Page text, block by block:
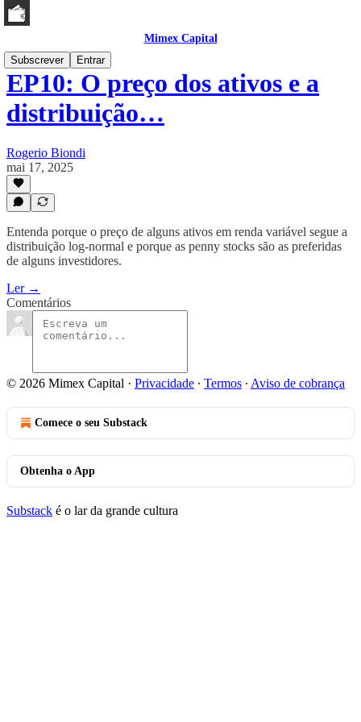
Mimex Capital
Subscrever
Entrar
EP10: O preço dos ativos e a
distribuição…
Rogerio Biondi
mai 17, 2025
Entenda porque o preço de alguns ativos em renda variável segue a
distribuição log-normal e porque as penny stocks são as preferidas
de alguns investidores.
Ler →
Comentários
© 2026 Mimex Capital · Privacidade ∙ Termos ∙ Aviso de cobrança
Comece o seu Substack
Obtenha o App
Substack é o lar da grande cultura